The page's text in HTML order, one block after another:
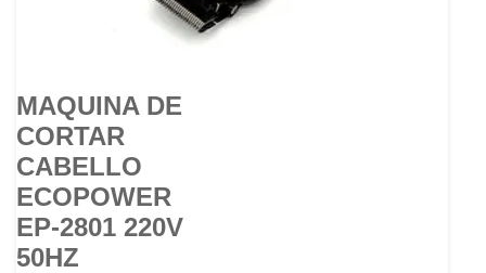
MAQUINA DE
CORTAR
CABELLO
ECOPOWER
EP-2801 220V
50HZ